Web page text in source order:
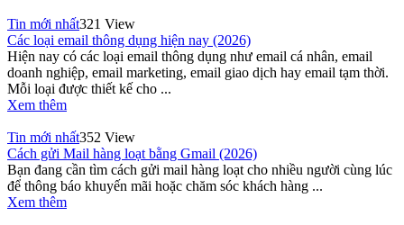
Tin mới nhất321 View
Các loại email thông dụng hiện nay (2026)
Hiện nay có các loại email thông dụng như email cá nhân, email
doanh nghiệp, email marketing, email giao dịch hay email tạm thời.
Mỗi loại được thiết kế cho ...
Xem thêm
Tin mới nhất352 View
Cách gửi Mail hàng loạt bằng Gmail (2026)
Bạn đang cần tìm cách gửi mail hàng loạt cho nhiều người cùng lúc
để thông báo khuyến mãi hoặc chăm sóc khách hàng ...
Xem thêm